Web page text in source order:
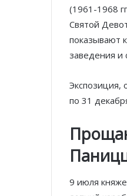
(1961-1968
Святой
показывают
заведения и
Экспозиция,
по 31
9 июля